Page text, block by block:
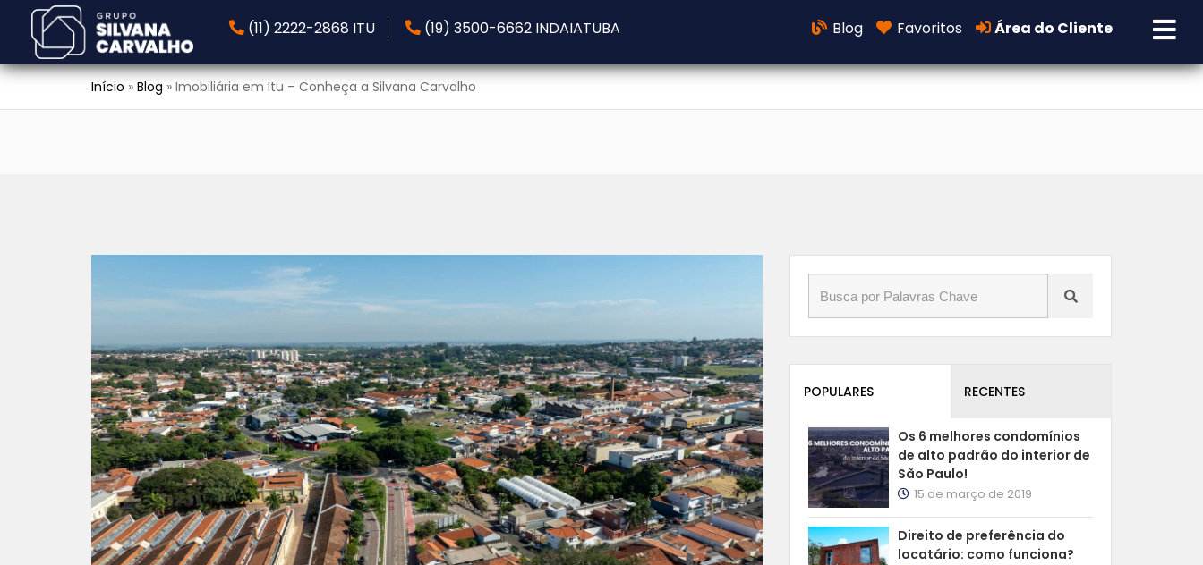
(11) 2222-2868 ITU (19) 3500-6662 INDAIATUBA Blog Favoritos Área do Cliente
Início » Blog » Imobiliária em Itu – Conheça a Silvana Carvalho
POPULARES RECENTES
Os 6 melhores condomínios
de alto padrão do interior de
São Paulo!
15 de março de 2019
Direito de preferência do
locatário: como funciona?